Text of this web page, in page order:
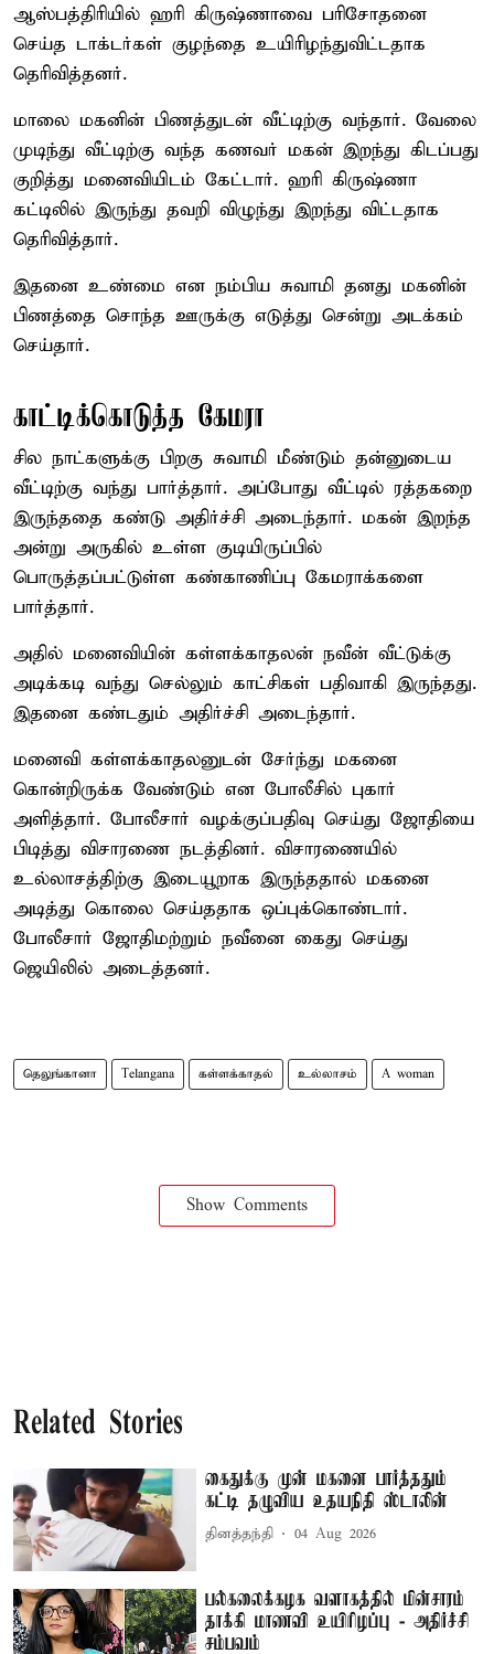
ஆஸ்பத்திரியில் ஹரி கிருஷ்ணாவை பரிசோதனை
செய்த டாக்டர்கள் குழந்தை உயிரிழந்துவிட்டதாக
தெரிவித்தனர்.
மாலை மகனின் பிணத்துடன் வீட்டிற்கு வந்தார். வேலை
முடிந்து வீட்டிற்கு வந்த கணவர் மகன் இறந்து கிடப்பது
குறித்து மனைவியிடம் கேட்டார். ஹரி கிருஷ்ணா
கட்டிலில் இருந்து தவறி விழுந்து இறந்து விட்டதாக
தெரிவித்தார்.
இதனை உண்மை என நம்பிய சுவாமி தனது மகனின்
பிணத்தை சொந்த ஊருக்கு எடுத்து சென்று அடக்கம்
செய்தார்.
காட்டிக்கொடுத்த கேமரா
சில நாட்களுக்கு பிறகு சுவாமி மீண்டும் தன்னுடைய
வீட்டிற்கு வந்து பார்த்தார். அப்போது வீட்டில் ரத்தகறை
இருந்ததை கண்டு அதிர்ச்சி அடைந்தார். மகன் இறந்த
அன்று அருகில் உள்ள குடியிருப்பில்
பொருத்தப்பட்டுள்ள கண்காணிப்பு கேமராக்களை
பார்த்தார்.
அதில் மனைவியின் கள்ளக்காதலன் நவீன் வீட்டுக்கு
அடிக்கடி வந்து செல்லும் காட்சிகள் பதிவாகி இருந்தது.
இதனை கண்டதும் அதிர்ச்சி அடைந்தார்.
மனைவி கள்ளக்காதலனுடன் சேர்ந்து மகனை
கொன்றிருக்க வேண்டும் என போலீசில் புகார்
அளித்தார். போலீசார் வழக்குப்பதிவு செய்து ஜோதியை
பிடித்து விசாரணை நடத்தினர். விசாரணையில்
உல்லாசத்திற்கு இடையூறாக இருந்ததால் மகனை
அடித்து கொலை செய்ததாக ஒப்புக்கொண்டார்.
போலீசார் ஜோதிமற்றும் நவீனை கைது செய்து
ஜெயிலில் அடைத்தனர்.
தெலுங்கானா Telangana கள்ளக்காதல் உல்லாசம் A woman
Show Comments
Related Stories
கைதுக்கு முன் மகனை பார்த்ததும்
கட்டி தழுவிய உதயநிதி ஸ்டாலின்
தினத்தந்தி 04 Aug 2026
பல்கலைக்கழக வளாகத்தில் மின்சாரம்
தாக்கி மாணவி உயிரிழப்பு - அதிர்ச்சி
சம்பவம்